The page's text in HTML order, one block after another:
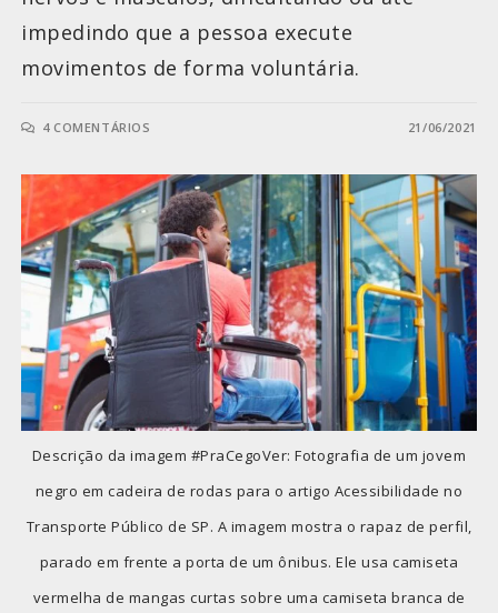
impedindo que a pessoa execute
movimentos de forma voluntária.
4 COMENTÁRIOS 21/06/2021
Descrição da imagem #PraCegoVer: Fotografia de um jovem
negro em cadeira de rodas para o artigo Acessibilidade no
Transporte Público de SP. A imagem mostra o rapaz de perfil,
parado em frente a porta de um ônibus. Ele usa camiseta
vermelha de mangas curtas sobre uma camiseta branca de